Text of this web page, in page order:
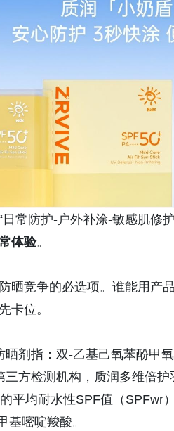
常防护-户外补涂-敏感肌修
体验。
晒竞争的必选项。谁能用产
卡位。
晒剂指：双-乙基己氧苯酚甲
三方检测机构，质润多维倍
平均耐水性SPF值（SPFwr
基嘧啶羧酸。